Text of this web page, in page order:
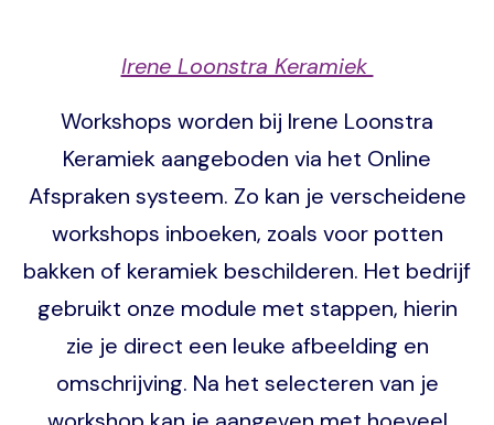
Irene Loonstra Keramiek
Workshops worden bij Irene Loonstra
Keramiek aangeboden via het Online
Afspraken systeem. Zo kan je verscheidene
workshops inboeken, zoals voor potten
bakken of keramiek beschilderen. Het bedrijf
gebruikt onze module met stappen, hierin
zie je direct een leuke afbeelding en
omschrijving. Na het selecteren van je